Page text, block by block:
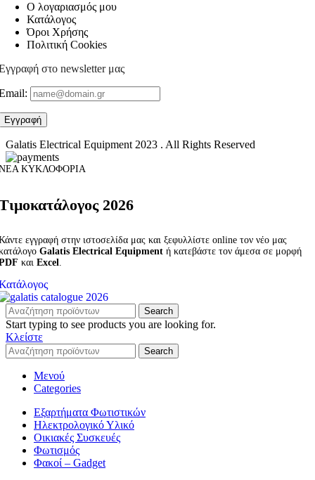
Ο λογαριασμός μου
Κατάλογος
Όροι Χρήσης
Πολιτική Cookies
στο newsletter μας
Galatis Electrical Equipment2023 . All Rights Reserved
ΚΥΚΛΟΦΟΡΙΑ
2026
εγγραφή στην ιστοσελίδα μας και ξεφυλλίστε online τον νέο μας
Galatis Electrical Equipment ή κατεβάστε τον άμεσα σε μορφή
και Excel
Search
Start typing to see products you are looking for.
Κλείστε
Search
Μενού
Categories
Εξαρτήματα Φωτιστικών
Ηλεκτρολογικό Υλικό
Οικιακές Συσκευές
Φωτισμός
Φακοί – Gadget